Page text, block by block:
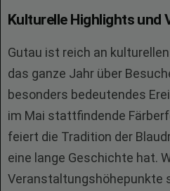
Kulturelle Highlights und
Gutau ist reich an
das ganze Jahr über
besonders bedeutendes
im Mai stattfindende
feiert die Tradition der
eine lange Geschichte hat.
Veranstaltungshöhepunkte